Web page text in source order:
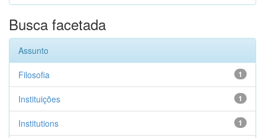
Busca facetada
Assunto
1
Filosofia
1
Instituições
1
Institutions